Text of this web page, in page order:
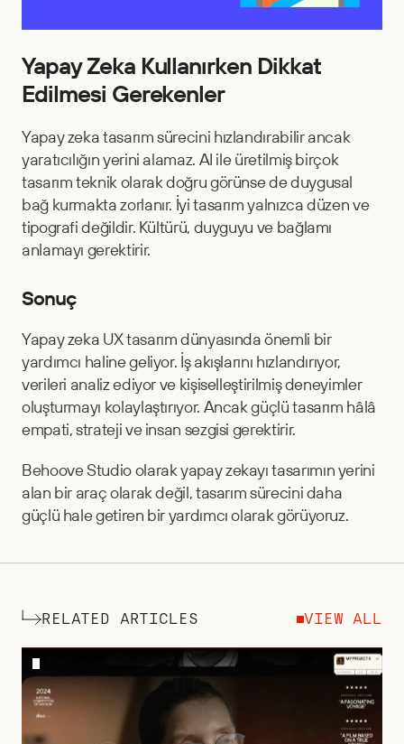
Yapay Zeka Kullanırken Dikkat
Edilmesi Gerekenler
Yapay zeka tasarım sürecini hızlandırabilir ancak
yaratıcılığın yerini alamaz. AI ile üretilmiş birçok
tasarım teknik olarak doğru görünse de duygusal
bağ kurmakta zorlanır. İyi tasarım yalnızca düzen ve
tipografi değildir. Kültürü, duyguyu ve bağlamı
anlamayı gerektirir.
Sonuç
Yapay zeka UX tasarım dünyasında önemli bir
yardımcı haline geliyor. İş akışlarını hızlandırıyor,
verileri analiz ediyor ve kişiselleştirilmiş deneyimler
oluşturmayı kolaylaştırıyor. Ancak güçlü tasarım hâlâ
empati, strateji ve insan sezgisi gerektirir.
Behoove Studio olarak yapay zekayı tasarımın yerini
alan bir araç olarak değil, tasarım sürecini daha
güçlü hale getiren bir yardımcı olarak görüyoruz.
RELATED ARTICLES VIEW ALL